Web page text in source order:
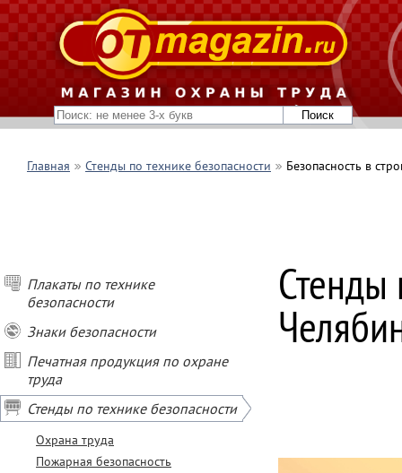
Главная Стенды по технике безопасности Безопасность в
Плакаты по технике
безопасности
Знаки безопасности
Печатная продукция по охране
труда
Стенды по технике безопасности
Охрана труда
Пожарная безопасность
Стенды
ПОКУПАЙ
- при покупке
- при покупке